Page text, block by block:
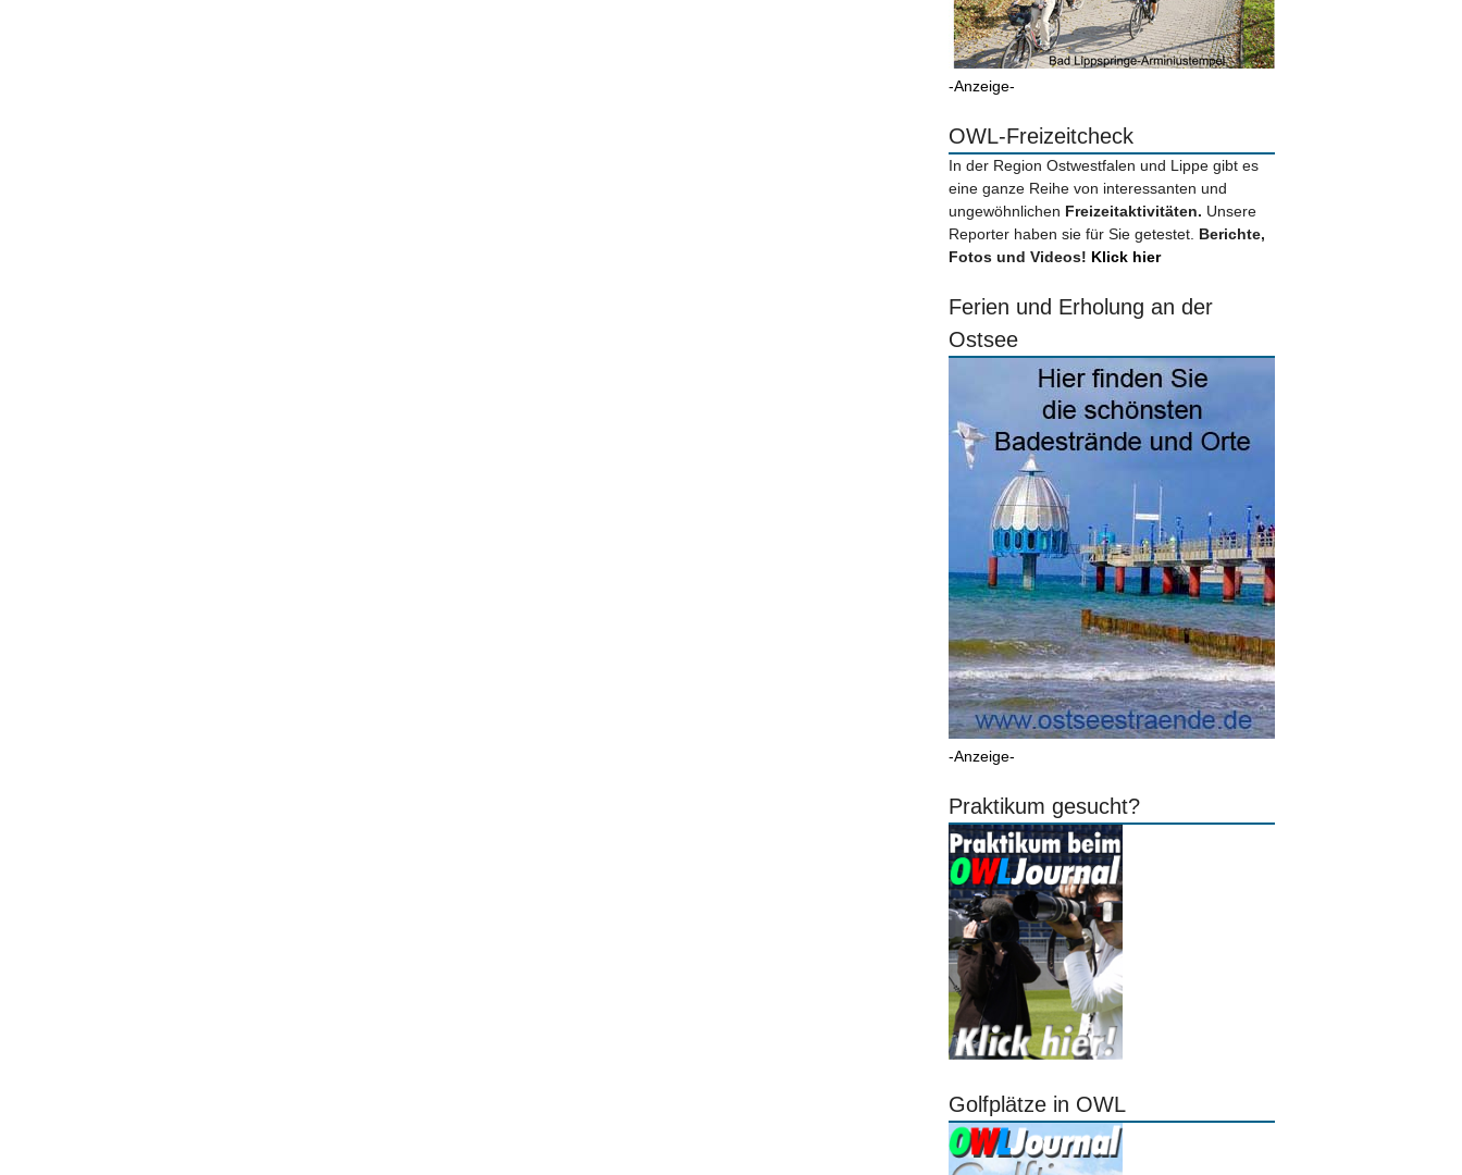
-Anzeige-
OWL-Freizeitcheck
In der Region Ostwestfalen und Lippe gibt es
eine ganze Reihe von interessanten und
ungewöhnlichen Freizeitaktivitäten. Unsere
Reporter haben sie für Sie getestet. Berichte,
Fotos und Videos! Klick hier
Ferien und Erholung an der
Ostsee
-Anzeige-
Praktikum gesucht?
Golfplätze in OWL